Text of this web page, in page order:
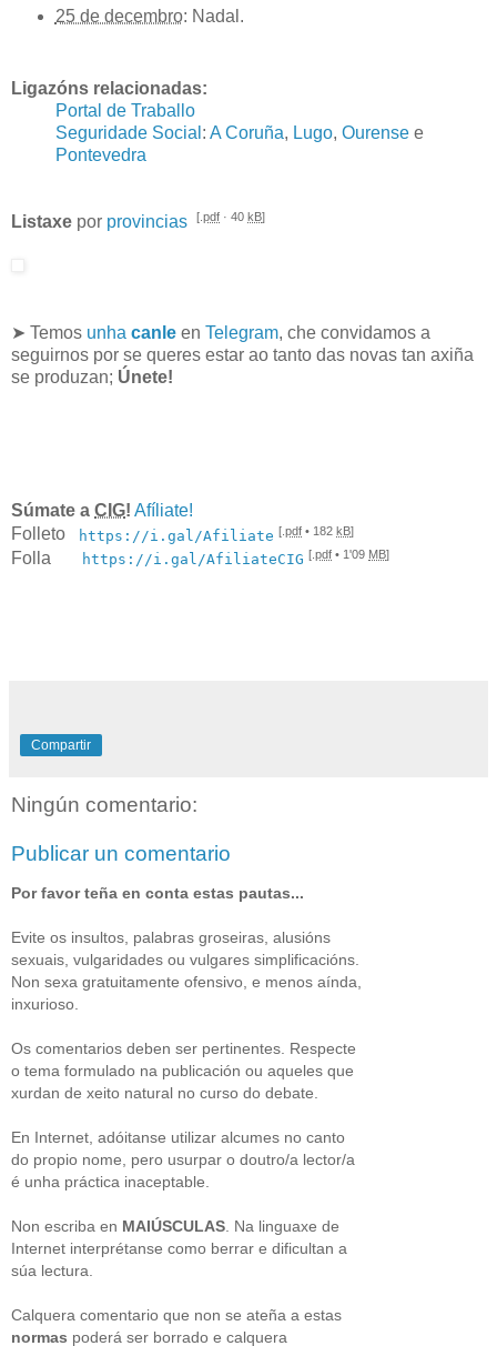
25 de decembro: Nadal .
Ligazóns relacionadas:
Portal de Traballo
Seguridade Social : A Coruña, Lugo, Ourense e
Pontevedra
Listaxe por provincias [. pdf · 40 kB]
➤ Temos unha canle en Telegram, che convidamos a
seguirnos por se queres estar ao tanto das novas tan axiña
se produzan; Únete!
Súmate a CIG! Afíliate!
Folleto
https://i.gal/Afiliate [. pdf • 182 kB]
Folla https://i.gal/AfiliateCIG [. pdf • 1'09 MB]
Compartir
Ningún comentario:
Publicar un comentario
Por favor teña en conta estas pautas...
Evite os insultos, palabras groseiras, alusións
sexuais, vulgaridades ou vulgares simplificacións.
Non sexa gratuitamente ofensivo, e menos aínda,
inxurioso.
Os comentarios deben ser pertinentes. Respecte
o tema formulado na publicación ou aqueles que
xurdan de xeito natural no curso do debate.
En Internet, adóitanse utilizar alcumes no canto
do propio nome, pero usurpar o doutro/a lector/a
é unha práctica inaceptable.
Non escriba en MAIÚSCULAS . Na linguaxe de
Internet interprétanse como berrar e dificultan a
súa lectura.
Calquera comentario que non se ateña a estas
normas poderá ser borrado e calquera